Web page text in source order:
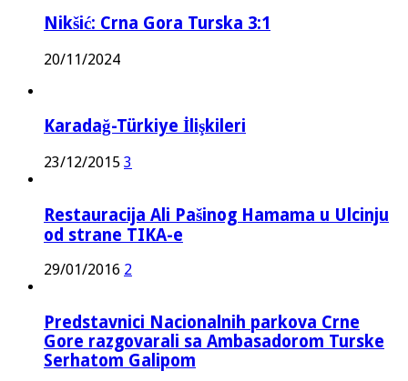
Nikšić: Crna Gora Turska 3:1
20/11/2024
Karadağ-Türkiye İlişkileri
23/12/2015 3
Restauracija Ali Pašinog Hamama u Ulcinju
od strane TIKA-e
29/01/2016 2
Predstavnici Nacionalnih parkova Crne
Gore razgovarali sa Ambasadorom Turske
Serhatom Galipom